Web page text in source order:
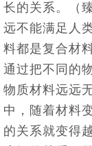
长的关系。（
远不能满足人
料都是复合材
通过把不同的
物质材料远远
中，随着材料
的关系就变得